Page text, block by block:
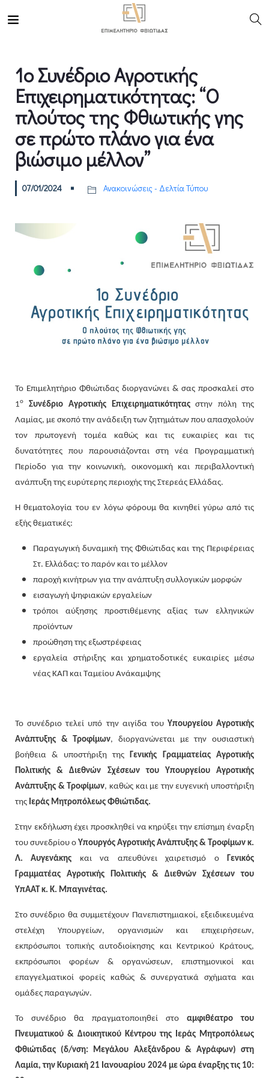
1ο Συνέδριο Αγροτικής
Επιχειρηματικότητας: “Ο
πλούτος της Φθιωτικής γης
σε πρώτο πλάνο για ένα
βιώσιμο μέλλον”
07/01/2024 Ανακοινώσεις - Δελτία Τύπου
Το Επιμελητήριο Φθιώτιδας διοργανώνει & σας προσκαλεί στο
1ο Συνέδριο Αγροτικής Επιχειρηματικότηταςστην πόλη της
Λαμίας, με σκοπό την ανάδειξη των ζητημάτων που απασχολούν
τον πρωτογενή τομέα καθώς και τις ευκαιρίες και τις
δυνατότητες που παρουσιάζονται στη νέα Προγραμματική
Περίοδο για την κοινωνική, οικονομική και περιβαλλοντική
ανάπτυξη της ευρύτερης περιοχής της Στερεάς Ελλάδας.
Η θεματολογία του εν λόγω φόρουμ θα κινηθεί γύρω από τις
εξής θεματικές:
Παραγωγική δυναμική της Φθιώτιδας και της Περιφέρειας
Στ. Ελλάδας: το παρόν και το μέλλον
παροχή κινήτρων για την ανάπτυξη συλλογικών μορφών
εισαγωγή ψηφιακών εργαλείων
τρόποι αύξησης προστιθέμενης αξίας των ελληνικών
προϊόντων
προώθηση της εξωστρέφειας
εργαλεία στήριξης και χρηματοδοτικές ευκαιρίες μέσω
νέας ΚΑΠ και Ταμείου Ανάκαμψης
Το συνέδριο τελεί υπό την αιγίδα του Υπουργείου Αγροτικής
Ανάπτυξης & Τροφίμων, διοργανώνεται με την ουσιαστική
βοήθεια & υποστήριξη της
Γενικής Γραμματείας Αγροτικής
Πολιτικής & Διεθνών Σχέσεων του Υπουργείου Αγροτικής
Ανάπτυξης & Τροφίμων, καθώς και με την ευγενική υποστήριξη
της Ιεράς Μητροπόλεως Φθιώτιδας.
Στην εκδήλωση έχει προσκληθεί να κηρύξει την επίσημη έναρξη
του συνεδρίου ο Υπουργός Αγροτικής Ανάπτυξης & Τροφίμων κ.
Λ. Αυγενάκης και να απευθύνει χαιρετισμό ο
Γενικός
Γραμματέας Αγροτικής Πολιτικής & Διεθνών Σχέσεων του
ΥπΑΑΤ κ. Κ. Μπαγινέτας.
Στο συνέδριο θα συμμετέχουν Πανεπιστημιακοί, εξειδικευμένα
στελέχη Υπουργείων, οργανισμών και επιχειρήσεων,
εκπρόσωποι τοπικής αυτοδιοίκησης και Κεντρικού Κράτους,
εκπρόσωποι φορέων & οργανώσεων, επιστημονικοί και
επαγγελματικοί φορείς καθώς & συνεργατικά σχήματα και
ομάδες παραγωγών.
Το συνέδριο θα πραγματοποιηθεί στο αμφιθέατρο του
Πνευματικού & Διοικητικού Κέντρου της Ιεράς Μητροπόλεως
Φθιώτιδας (δ/νση: Μεγάλου Αλεξάνδρου & Αγράφων) στη
Λαμία, την Κυριακή 21 Ιανουαρίου 2024 με ώρα έναρξης τις 10: